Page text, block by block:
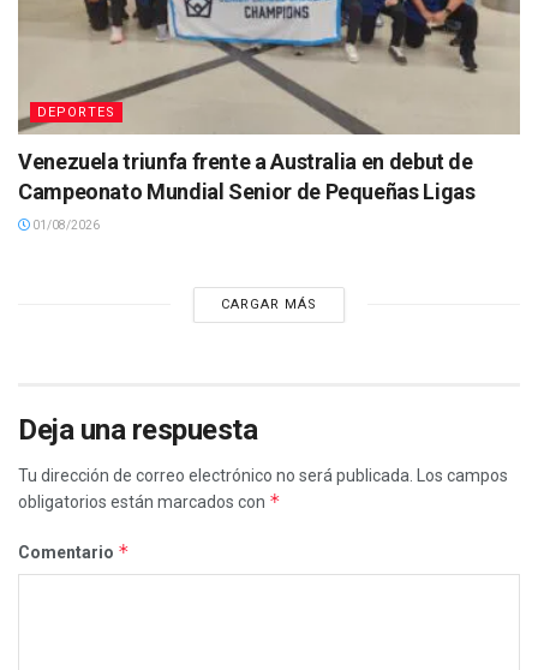
DEPORTES
Venezuela triunfa frente a Australia en debut de
Campeonato Mundial Senior de Pequeñas Ligas
01/08/2026
CARGAR MÁS
Deja una respuesta
Tu dirección de correo electrónico no será publicada.
Los campos
obligatorios están marcados con *
Comentario *